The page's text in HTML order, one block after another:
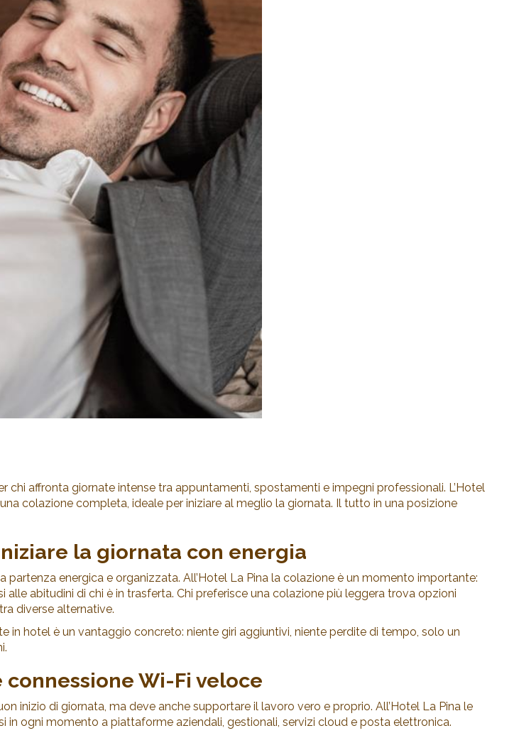
chi affronta giornate intense tra appuntamenti, spostamenti e impegni professionali. L’Hotel
colazione completa, ideale per iniziare al meglio la giornata. Il tutto in una posizione
la giornata con energia
partenza energica e organizzata. All’Hotel La Pina la colazione è un momento importante:
abitudini di chi è in trasferta. Chi preferisce una colazione più leggera trova opzioni
diverse alternative.
hotel è un vantaggio concreto: niente giri aggiuntivi, niente perdite di tempo, solo un
Wi-Fi veloce
inizio di giornata, ma deve anche supportare il lavoro vero e proprio. All’Hotel La Pina le
ogni momento a piattaforme aziendali, gestionali, servizi cloud e posta elettronica.